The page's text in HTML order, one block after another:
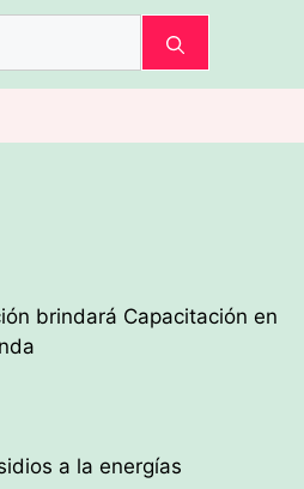
brindará Capacitación en
a la energías